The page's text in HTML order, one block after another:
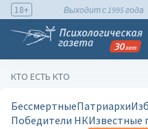
18+ Выходит с 1995 года
КТО ЕСТЬ КТО
БессмертныеПатриархи
Победители НКИзвестные